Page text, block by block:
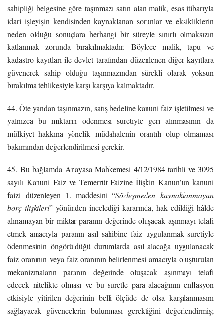
sahipliği belgesine göre taşınmazı satın alan malik, esas itibarıyla
idari işleyişin kendisinden kaynaklanan sorunlar ve eksikliklerin
neden olduğu sonuçlara herhangi bir süreyle sınırlı olmaksızın
katlanmak zorunda bırakılmaktadır. Böylece malik, tapu ve
kadastro kayıtları ile devlet tarafından düzenlenen diğer kayıtlara
güvenerek sahip olduğu taşınmazından sürekli olarak yoksun
bırakılma tehlikesiyle karşı karşıya kalmaktadır.
44. Öte yandan taşınmazın, satış bedeline kanuni faiz işletilmesi ve
yalnızca bu miktarın ödenmesi suretiyle geri alınmasının da
mülkiyet hakkına yönelik müdahalenin orantılı olup olmaması
bakımından değerlendirilmesi gerekir.
45. Bu bağlamda Anayasa Mahkemesi 4/12/1984 tarihli ve 3095
sayılı Kanuni Faiz ve Temerrüt Faizine İlişkin Kanun’un kanuni
faizi düzenleyen 1. maddesini “Sözleşmeden kaynaklanmayan
borç ilişkileri” yönünden incelediği kararında, hak edildiği hâlde
alınamayan bir miktar paranın değerinde oluşacak aşınmayı telafi
etmek amacıyla paranın asıl sahibine faiz uygulanmak suretiyle
ödenmesinin öngörüldüğü durumlarda asıl alacağa uygulanacak
faiz oranının veya faiz oranının belirlenmesi amacıyla oluşturulan
mekanizmaların paranın değerinde oluşacak aşınmayı telafi
edecek nitelikte olması ve bu suretle para alacağının enflasyon
etkisiyle yitirilen değerinin belli ölçüde de olsa karşılanmasını
sağlayacak güvencelerin bulunması gerektiğini değerlendirmiş;